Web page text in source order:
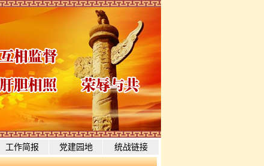
工作简报 党建园地 统战链接